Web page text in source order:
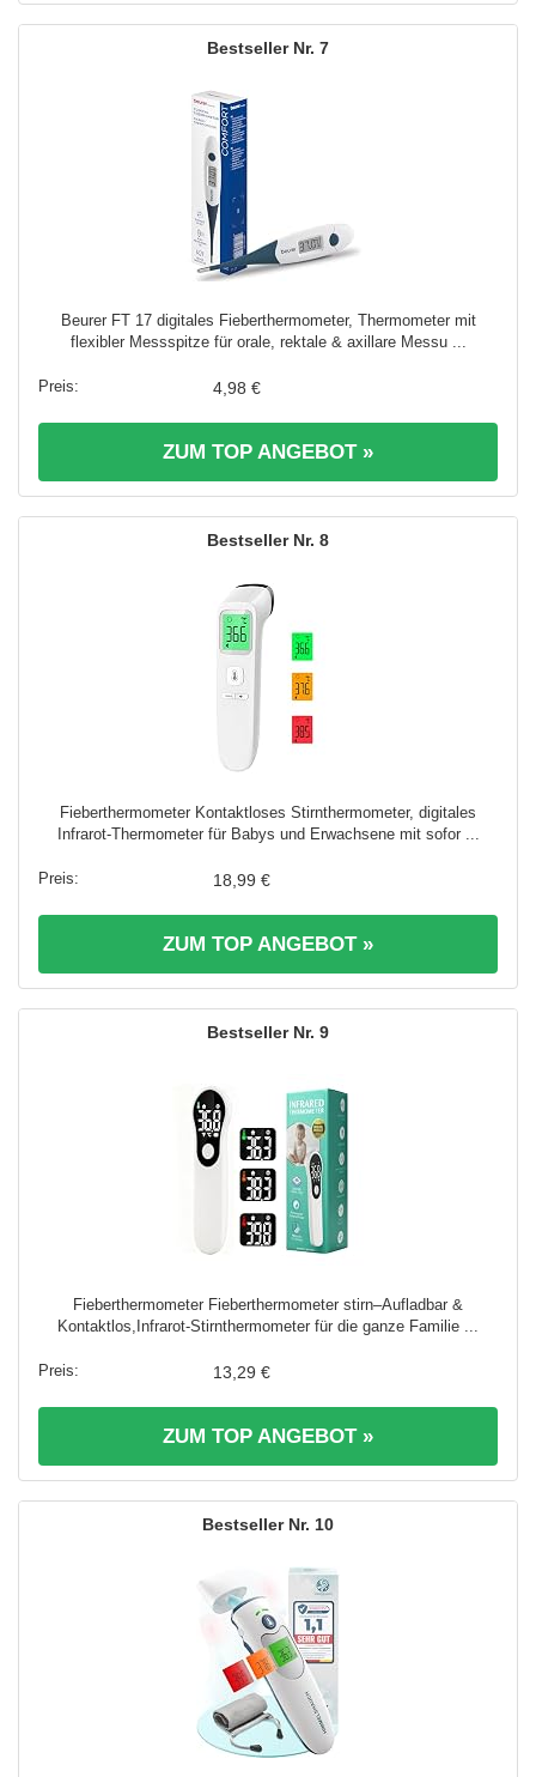
7
Beurer FT 17 digitales Fieberthermometer, Thermometer mit
flexibler Messspitze für orale, rektale & axillare Messu ...
4,98 €
ZUM TOP ANGEBOT »
8
Fieberthermometer Kontaktloses Stirnthermometer, digitales
Infrarot-Thermometer für Babys und Erwachsene mit sofor ...
18,99 €
ZUM TOP ANGEBOT »
9
Fieberthermometer Fieberthermometer stirn–Aufladbar &
Kontaktlos,Infrarot-Stirnthermometer für die ganze Familie ...
13,29 €
ZUM TOP ANGEBOT »
10